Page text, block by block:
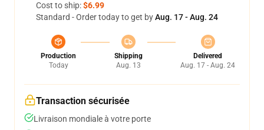
Cost to ship:$6.99
Standard - Order today to get byAug. 17 - Aug. 24
Production
Today
Shipping
Aug. 13
Delivered
Aug. 17 - Aug. 24
Transaction sécurisée
Livraison mondiale à votre porte